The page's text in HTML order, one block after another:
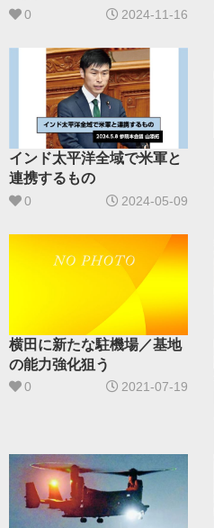
0 2024-11-16
インド太平洋全域で米軍と
連携するもの
0 2024-05-09
横田に新たな駐機場／基地
の能力強化狙う
0 2021-07-19